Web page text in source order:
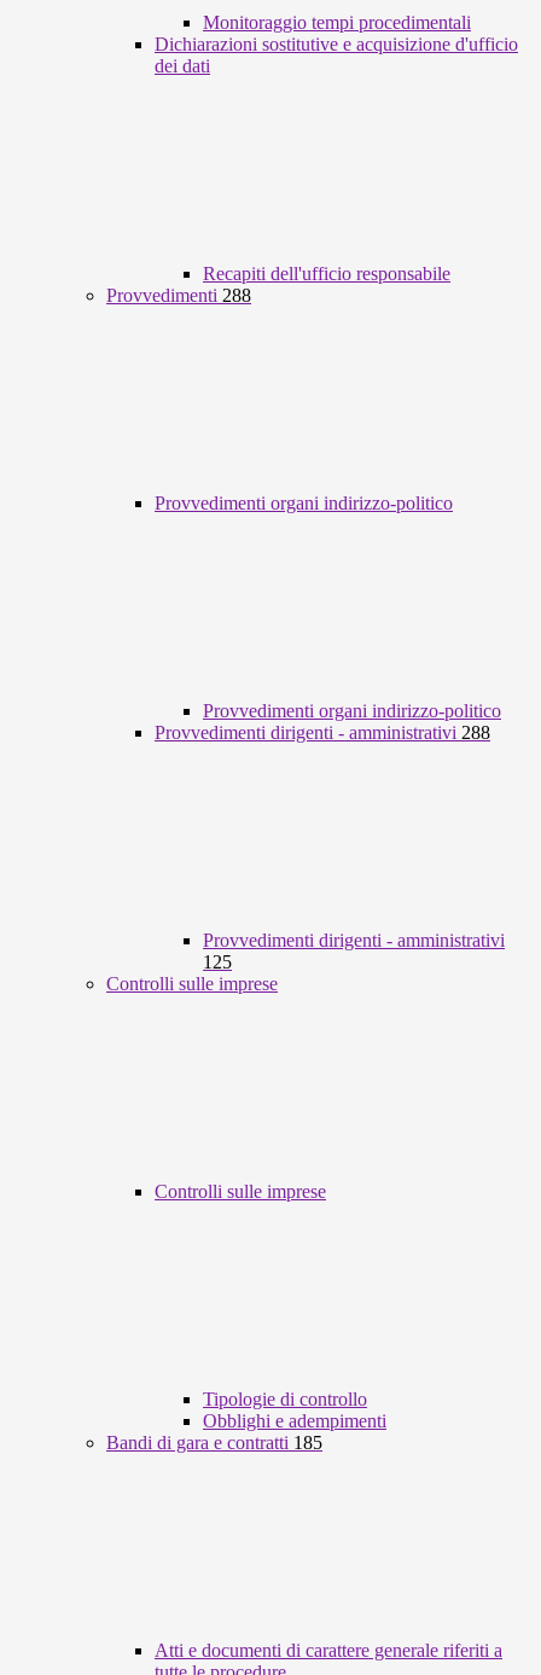
Monitoraggio tempi procedimentali
Dichiarazioni sostitutive e acquisizione d'ufficio
dei dati
Recapiti dell'ufficio responsabile
Provvedimenti 288
Provvedimenti organi indirizzo-politico
Provvedimenti organi indirizzo-politico
Provvedimenti dirigenti - amministrativi 288
Provvedimenti dirigenti - amministrativi
125
Controlli sulle imprese
Controlli sulle imprese
Tipologie di controllo
Obblighi e adempimenti
Bandi di gara e contratti 185
Atti e documenti di carattere generale riferiti a